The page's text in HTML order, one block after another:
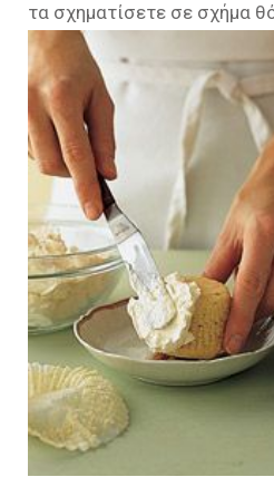
τα σχηματίσετε σε σχήμα